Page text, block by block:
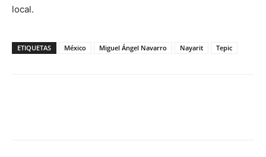
local.
ETIQUETAS México Miguel Ángel Navarro Nayarit Tepic